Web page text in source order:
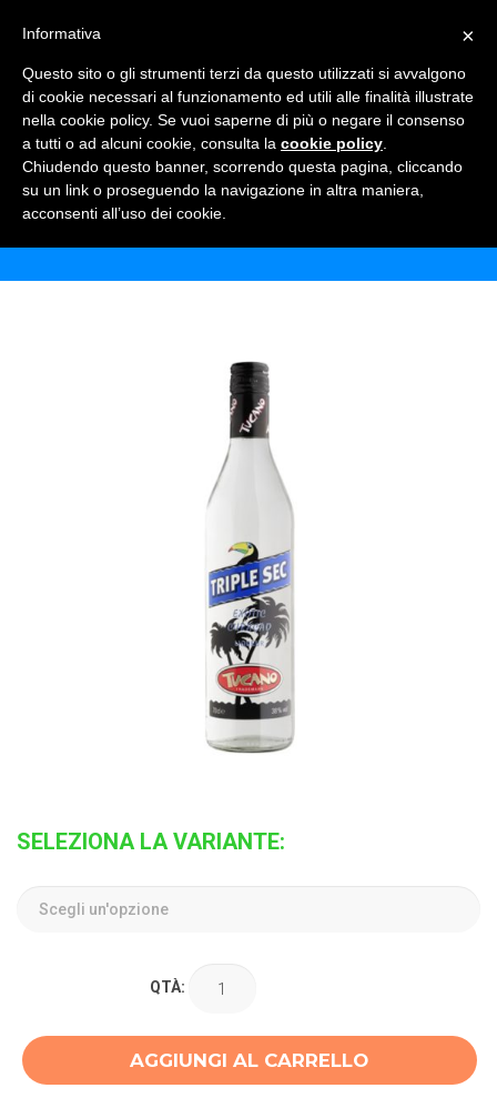
TUCANO TRIPLE SEC
Home Shop Alcolici
SELEZIONA LA VARIANTE:
QTÀ:
AGGIUNGI AL CARRELLO
×
Informativa
Questo sito o gli strumenti terzi da questo utilizzati si avvalgono
di cookie necessari al funzionamento ed utili alle finalità illustrate
nella cookie policy. Se vuoi saperne di più o negare il consenso
a tutti o ad alcuni cookie, consulta la cookie policy
Chiudendo questo banner, scorrendo questa pagina, cliccando
su un link o proseguendo la navigazione in altra maniera,
acconsenti all’uso dei cookie.